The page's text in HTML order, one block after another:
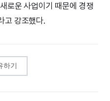
로운 사업이기 때문에 경쟁
고 강조했다.
하기